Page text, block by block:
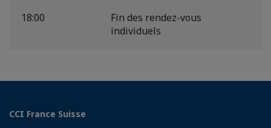
18:00
Fin des rendez-vous
individuels
CCI France Suisse